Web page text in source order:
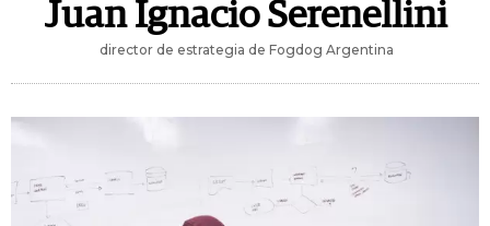
Juan Ignacio Serenellini
director de estrategia de Fogdog Argentina